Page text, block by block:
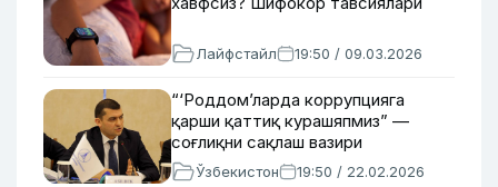
Лайфстайл 19:50 / 09.03.2026
“‘Роддом’ларда коррупцияга
қарши қаттиқ курашяпмиз” —
соғлиқни сақлаш вазири
Ўзбекистон 19:50 / 22.02.2026